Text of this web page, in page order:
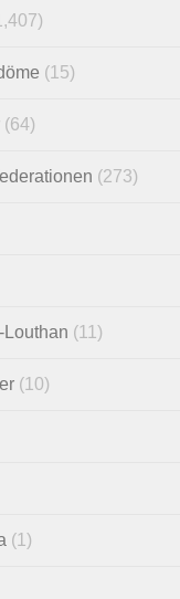
(15)
(64)
(273)
(11)
(10)
(1)